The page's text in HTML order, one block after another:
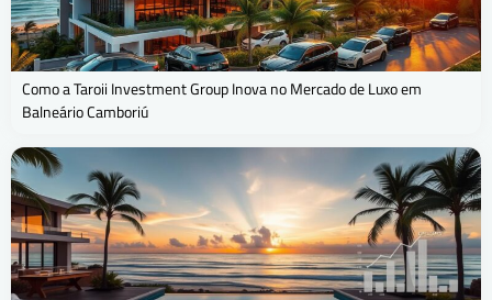
Como a Taroii Investment Group Inova no Mercado de Luxo em
Balneário Camboriú